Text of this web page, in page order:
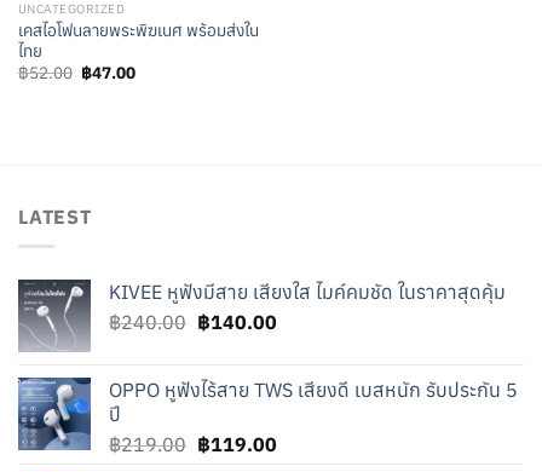
UNCATEGORIZED
เคสไอโฟนลายพระพิฆเนศ พร้อมส่งใน
ไทย
฿52.00 Original
price
฿47.00Current
LATEST
KIVEE หูฟังมีสาย เสียงใส ไมค์คมชัด ในราคาสุดคุ้ม
฿240.00 Original
฿240.00.
฿140.00Current
฿140.00.
OPPO หูฟังไร้สาย TWS เสียงดี เบสหนัก รับประกัน 5
ปี
฿219.00 Original
฿119.00Current